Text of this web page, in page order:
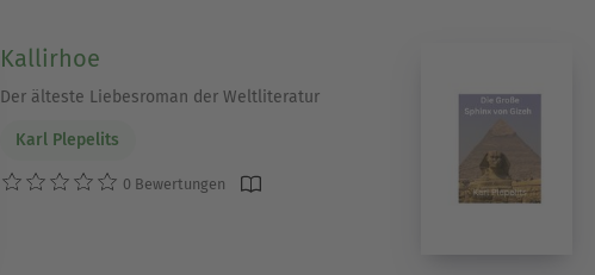
Kallirhoe
Der älteste Liebesroman der Weltliteratur
Karl Plepelits
0 Bewertungen